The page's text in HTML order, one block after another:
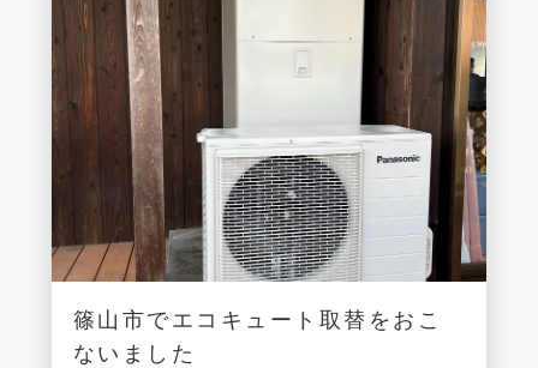
篠山市でエコキュート取替をおこ
ないました